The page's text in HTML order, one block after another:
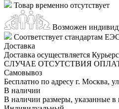
Товар временно отсутствует
Возможен
Соответствует стандартам
Доставка
Доставка осуществляется
СЛУЧАЕ ОТСУТСТВИЯ
Самовывоз
Бесплатно по адресу г. Москва,
В наличии
В наличии размеры, указанные в